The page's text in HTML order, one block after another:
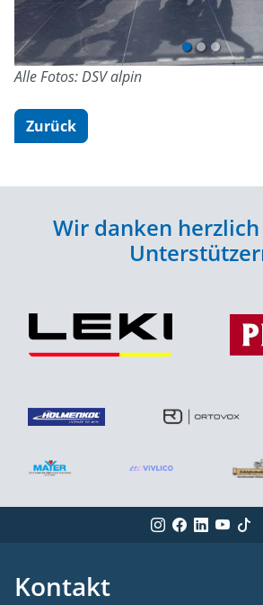
Alle Fotos: DSV alpin
Zurück
Wir danken
Kontakt